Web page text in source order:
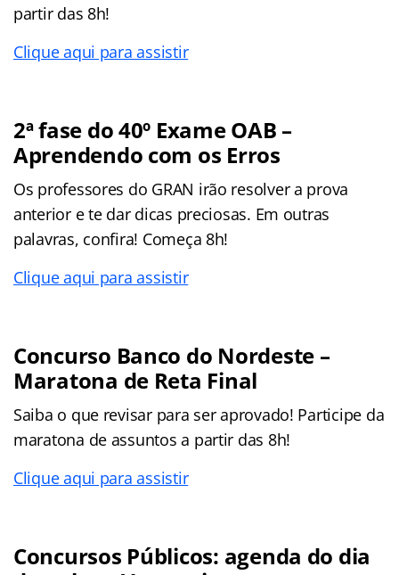
partir das 8h!
Clique aqui para assistir
2ª fase do 40º Exame OAB –
Aprendendo com os Erros
Os professores do GRAN irão resolver a prova
anterior e te dar dicas preciosas. Em outras
palavras, confira! Começa 8h!
Clique aqui para assistir
Concurso Banco do Nordeste –
Maratona de Reta Final
Saiba o que revisar para ser aprovado! Participe da
maratona de assuntos a partir das 8h!
Clique aqui para assistir
Concursos Públicos: agenda do dia